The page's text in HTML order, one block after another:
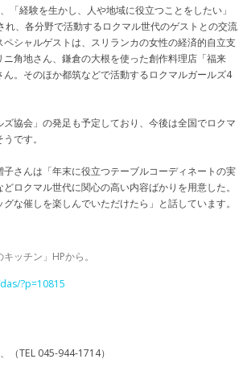
「経験を生かし、人や地域に役立つことをしたい」
れ、各分野で活動するロクマル世代のゲストとの交流
シャルゲストは、スリランカの女性の経済的自立支
角地さん、鎌倉の大根を使った創作料理店「福来
。そのほか都筑などで活動するロクマルガールズ4
協会」の発足も予定しており、今後は全国でロクマ
です。
さんは「年末に役立つテーブルコーディネートの実
ロクマル世代に関心の高い内容ばかりを用意した。
な催しを楽しんでいただけたら」と話しています。
ッチン」HPから。
?p=10815
（TEL 045-944-1714）